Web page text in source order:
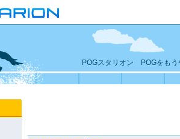
POGスタリオン POGをもう